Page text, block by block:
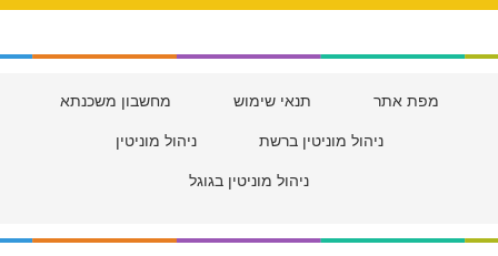
מפת אתר תנאי שימוש מחשבון משכנתא
ניהול מוניטין ברשת ניהול מוניטין
ניהול מוניטין בגוגל